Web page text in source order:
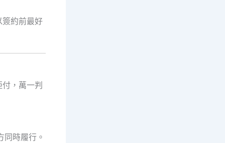
簽約前最好
，萬一判
時履行。